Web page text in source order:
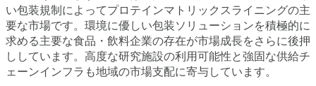
い包装規制によってプロテインマトリックスライニングの主
要な市場です。環境に優しい包装ソリューションを積極的に
求める主要な食品・飲料企業の存在が市場成長をさらに後押
ししています。高度な研究施設の利用可能性と強固な供給チ
ェーンインフラも地域の市場支配に寄与しています。